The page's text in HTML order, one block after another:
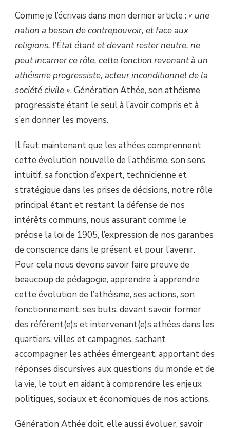
Comme je l’écrivais dans mon dernier article : « une
nation a besoin de contrepouvoir, et face aux
religions, l’État étant et devant rester neutre, ne
peut incarner ce rôle, cette fonction revenant à un
athéisme progressiste, acteur inconditionnel de la
société civile », Génération Athée, son athéisme
progressiste étant le seul à l’avoir compris et à
s’en donner les moyens.
Il faut maintenant que les athées comprennent
cette évolution nouvelle de l’athéisme, son sens
intuitif, sa fonction d’expert, technicienne et
stratégique dans les prises de décisions, notre rôle
principal étant et restant la défense de nos
intérêts communs, nous assurant comme le
précise la loi de 1905, l’expression de nos garanties
de conscience dans le présent et pour l’avenir.
Pour cela nous devons savoir faire preuve de
beaucoup de pédagogie, apprendre à apprendre
cette évolution de l’athéisme, ses actions, son
fonctionnement, ses buts, devant savoir former
des référent(e)s et intervenant(e)s athées dans les
quartiers, villes et campagnes, sachant
accompagner les athées émergeant, apportant des
réponses discursives aux questions du monde et de
la vie, le tout en aidant à comprendre les enjeux
politiques, sociaux et économiques de nos actions.
Génération Athée doit, elle aussi évoluer, savoir